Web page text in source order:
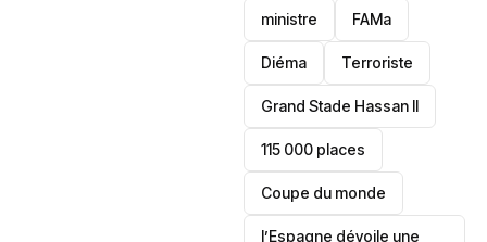
ministre FAMa
Diéma Terroriste
Grand Stade Hassan II
115 000 places
‎Coupe du monde
l’Espagne dévoile une